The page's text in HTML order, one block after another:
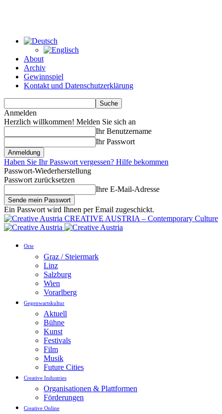
About
Archiv
Gewinnspiel
Kontakt und Datenschutzerklärung
Anmelden
Herzlich willkommen! Melden Sie sich an
Ihr Benutzername
Ihr Passwort
Haben Sie Ihr Passwort vergessen? Hilfe bekommen
Passwort-Wiederherstellung
Passwort zurücksetzen
Ihre E-Mail-Adresse
Ein Passwort wird Ihnen per Email zugeschickt.
CREATIVE AUSTRIA – Contemporary Culture
Orte
Graz / Steiermark
Linz
Salzburg
Wien
Vorarlberg
Gegenwartskultur
Aktuell
Bühne
Kunst
Festivals
Film
Musik
Future Cities
Creative Industries
Organisationen & Plattformen
Förderungen
Creative Online